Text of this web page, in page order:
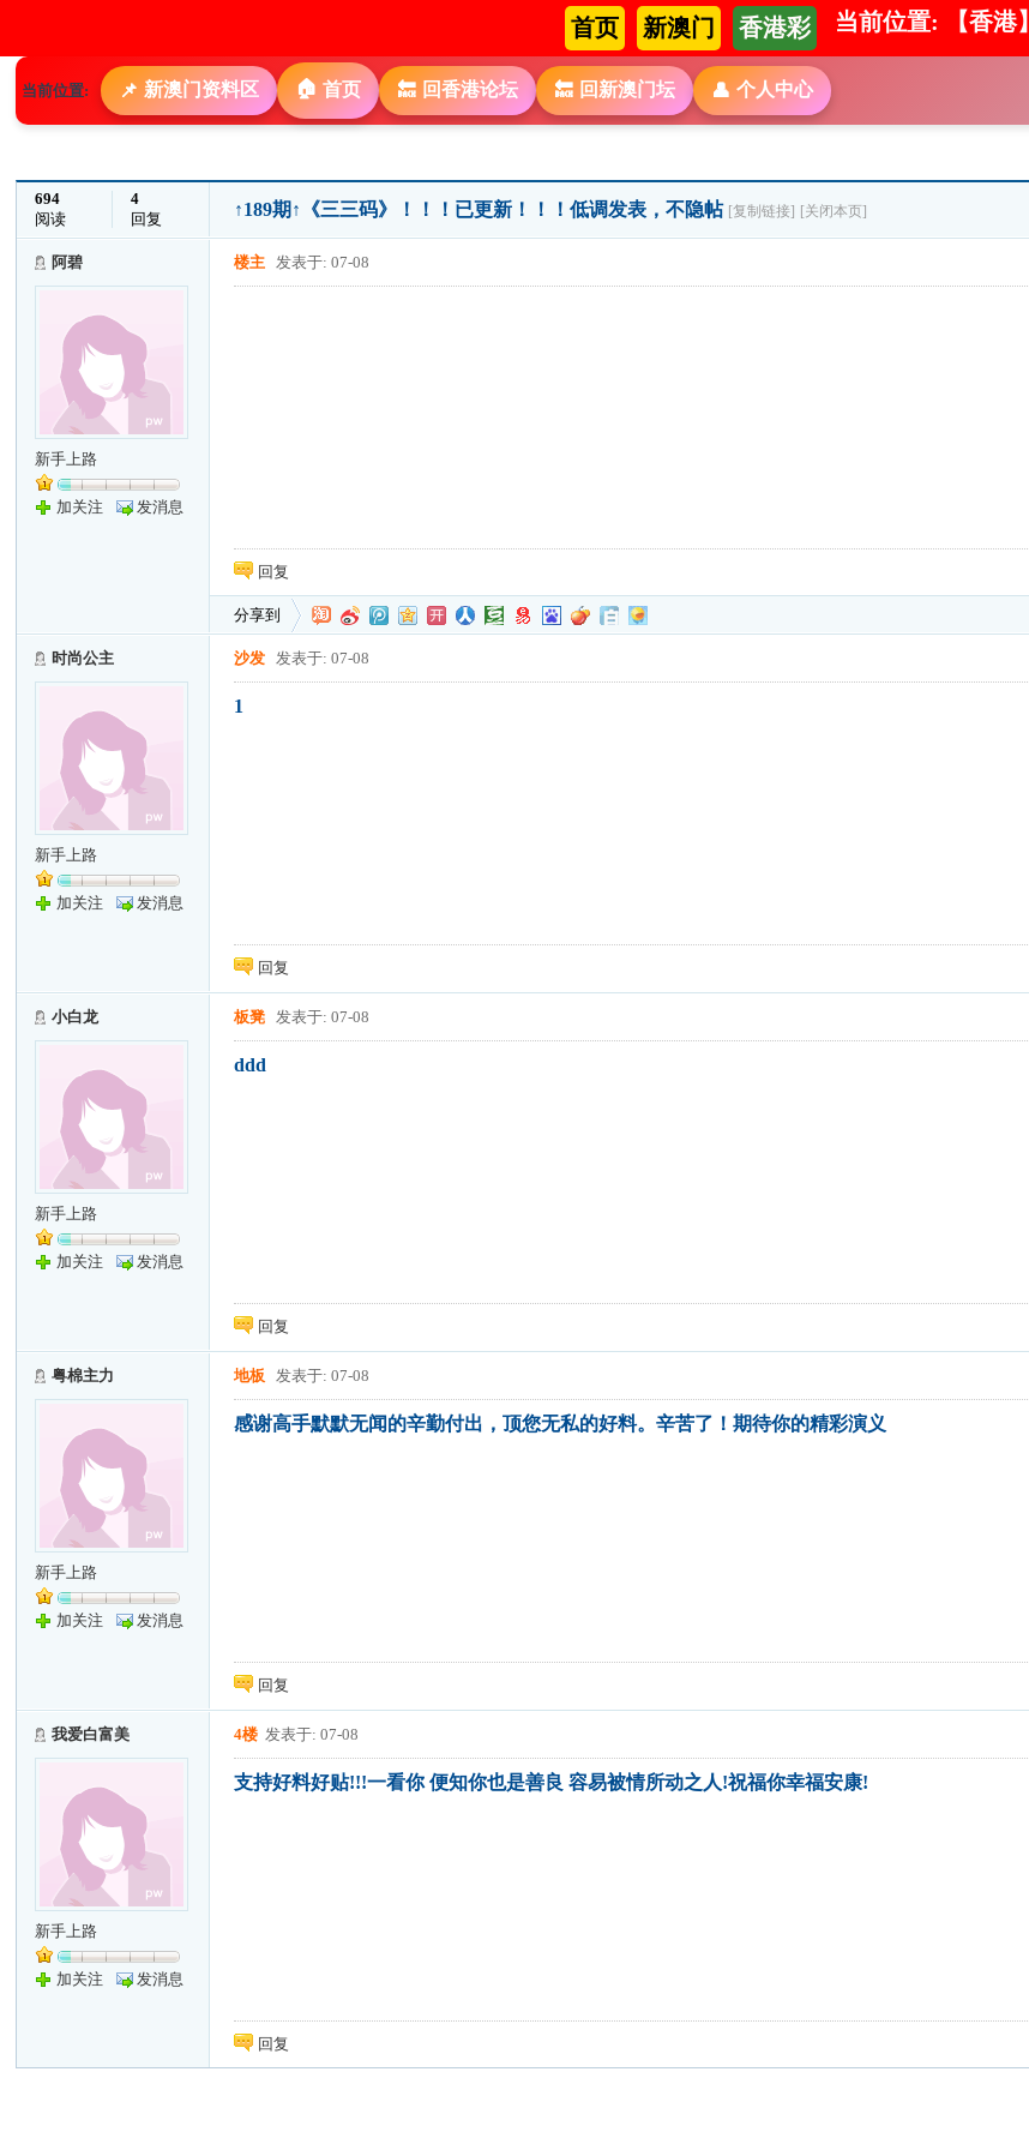
首页 新澳门 香港彩 当前位置: 【香港】
当前位置: 📌 新澳门资料区 🏠 首页 🔙 回香港论坛 🔙 回新澳门坛 👤 个人中心
694
阅读
4
回复
↑189期↑《三三码》！！！已更新！！！低调发表，不隐帖 [复制链接] [关闭本页]
阿碧
新手上路
加关注 发消息
楼主 发表于: 07-08
回复
分享到
时尚公主
新手上路
加关注 发消息
沙发 发表于: 07-08
1
回复
小白龙
新手上路
加关注 发消息
板凳 发表于: 07-08
ddd
回复
粤棉主力
新手上路
加关注 发消息
地板 发表于: 07-08
感谢高手默默无闻的辛勤付出，顶您无私的好料。辛苦了！期待你的精彩演义
回复
我爱白富美
新手上路
加关注 发消息
4楼 发表于: 07-08
支持好料好贴!!!一看你 便知你也是善良 容易被情所动之人!祝福你幸福安康!
回复